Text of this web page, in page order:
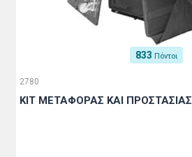
833 Πόντοι
2780
ΚΙΤ ΜΕΤΑΦΟΡΑΣ ΚΑΙ ΠΡΟΣΤΑΣΙΑΣ